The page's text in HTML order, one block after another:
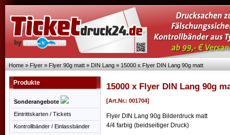
Home » Flyer » Flyer 90g matt » DIN Lang » 15000 x Flyer DIN Lang 90g matt
Produkte
Sonderangebote
Eintrittskarten / Tickets
Kontrollbänder / Einlassbänder
15000 x Flyer DIN Lang 90g
[Art.Nr.: 001704]
Flyer DIN Lang 90g Bilderdruck matt
4/4 farbig (beidseitiger Druck)